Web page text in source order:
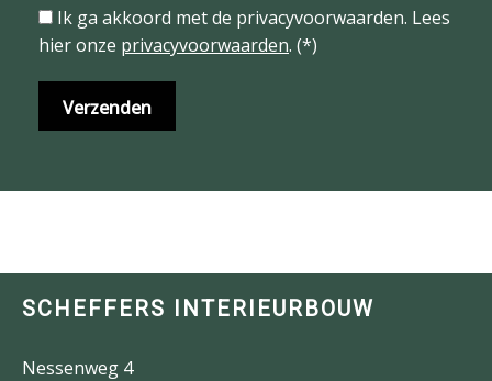
Ik ga akkoord met de privacyvoorwaarden. Lees
hier onze privacyvoorwaarden. (*)
SCHEFFERS INTERIEURBOUW
Nessenweg 4